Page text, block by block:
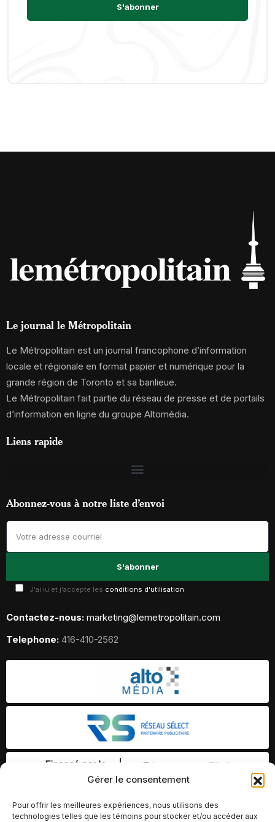
Gérer le consentement
Pour offrir les meilleures expériences, nous utilisons des
technologies telles que les témoins pour stocker et/ou accéder aux
Le journal le Métropolitain
Le Métropolitain est un journal francophone d’information
locale et régionale en format papier et numérique pour la
grande région de Toronto et sa banlieue.
Le Métropolitain fait partie du réseau de presse et de portails
d’information en ligne du groupe Altomédia.
Liens rapide
Abonnez-vous à notre liste d’envoi
J'ai lu et j'accepte les conditions d'utilisation
Contactez-nous: marketing@lemetropolitain.com
Telephone: 416-410-2562